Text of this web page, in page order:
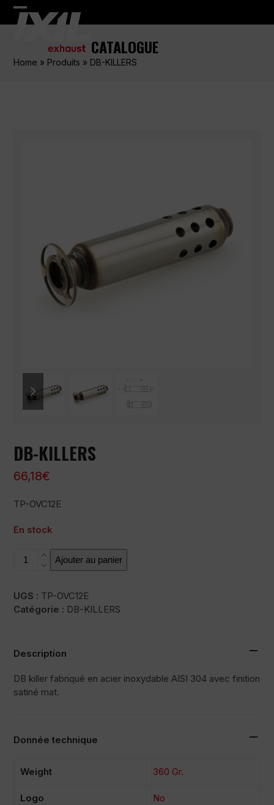
Skip
Open
menu
Close
menu
CATALOGUE
Home » Produits » DB-KILLERS
slide
slide
DB-KILLERS
66,18€
TP-OVC12E
En stock
quantité
KILLERS
Ajouter au panier
UGS : TP-OVC12E
Catégorie : DB-KILLERS
Description
DB killer fabriqué en acier inoxydable AISI 304 avec finition
satiné mat.
Donnée technique
Weight 360 Gr.
Logo No